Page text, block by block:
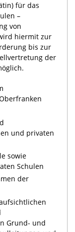
für das
–
von
hiermit zur
bis zur
der
und privaten
sowie
Schulen
der
Grund- und